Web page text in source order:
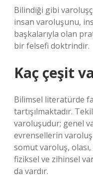
Bilindiği gibi
insan varoluşunu,
başkalarıyla olan
bir felsefi doktrindir.
Kaç çeşit
Bilimsel literatürde
tartışılmaktadır.
varoluşudur; genel
evrensellerin
somut varoluş,
fiziksel ve zihinsel
da vardır.